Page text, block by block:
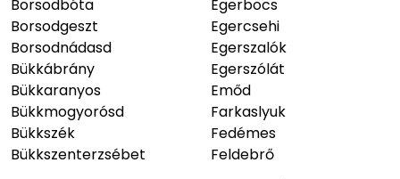
Borsodbóta
Borsodgeszt
Borsodnádasd
Bükkábrány
Bükkaranyos
Bükkmogyorósd
Bükkszék
Bükkszenterzsébet
Egerbocs
Egercsehi
Egerszalók
Egerszólát
Emőd
Farkaslyuk
Fedémes
Feldebrő